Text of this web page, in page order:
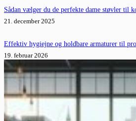
Sådan vælger du de perfekte dame støvler til
21. december 2025
Effektiv hygiejne og holdbare armaturer til
19. februar 2026